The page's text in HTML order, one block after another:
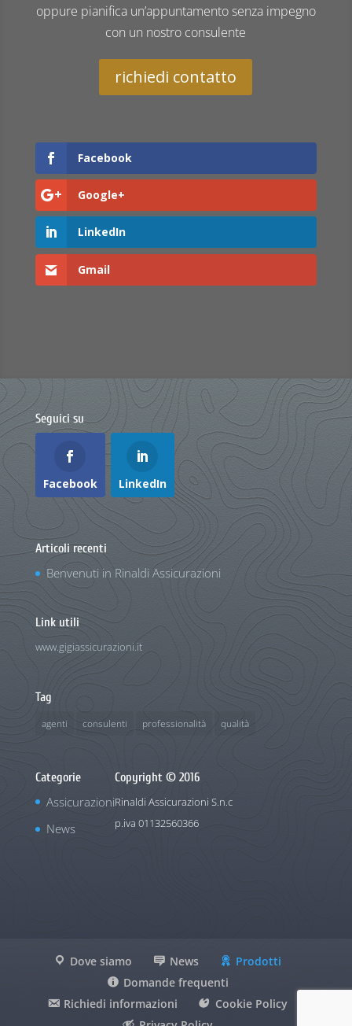
oppure pianifica un’appuntamento senza impegno
con un nostro consulente
richiedi contatto
Facebook
Google+
LinkedIn
Gmail
Seguici su
Facebook LinkedIn
Articoli recenti
Benvenuti in Rinaldi Assicurazioni
Link utili
www.gigiassicurazioni.it
Tag
agenti consulenti professionalità qualità
Categorie
Assicurazioni
News
Copyright © 2016
Rinaldi Assicurazioni S.n.c
p.iva 01132560366
Dove siamo News
Prodotti
Domande frequenti
Richiedi informazioni
Cookie Policy